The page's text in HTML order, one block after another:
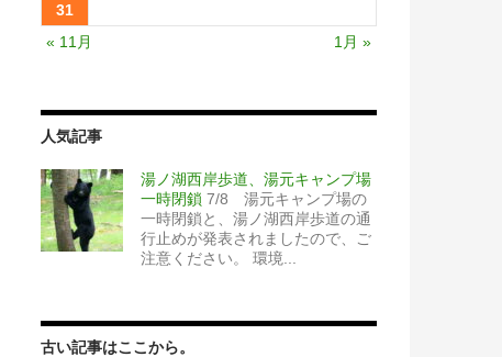
31
« 11月
1月 »
人気記事
湯ノ湖西岸歩道、湯元キャンプ場
一時閉鎖 7/8 湯元キャンプ場の
一時閉鎖と、湯ノ湖西岸歩道の通
行止めが発表されましたので、ご
注意ください。 環境...
古い記事はここから。